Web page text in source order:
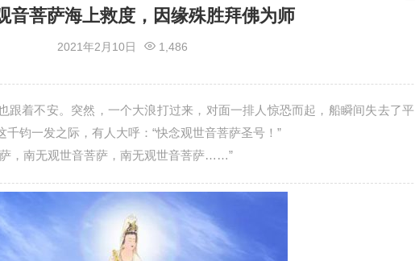
音菩萨海上救度，因缘殊胜拜佛为师
2021年2月10日 1,486
跟着不安。突然，一个大浪打过来，对面一排人惊恐而起，船瞬间失去了平
钧一发之际，有人大呼：“快念观世音菩萨圣号！”
，南无观世音菩萨，南无观世音菩萨……”